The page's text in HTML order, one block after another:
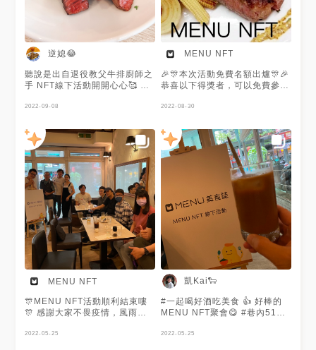
逆媳😂
聽說是出自退役教父牛排廚師之
手 NFT線下活動開開心心🥰 聊
永安市場站對面巷子 走大概1分
2022-09-08
MENU NFT
🎉🎊本次活動免費名額出爐🎊🎉
恭喜以下得獎者，可以免費參與
MENU NFT線下活動GoGoGo
「免費」參加🤩歡迎大家來與我
們聊天，分享一下玩MENU的心
得～ 當然也歡迎隨時私訊我們
https://menutaiwan.com/tw/
⏰時間⏰ 111年8月31日（星期
三） 中午12點30分至下午2點
🗺地點🗺 新北市永和區中和路
519巷3號（巷內519） ⚠️參加
資格⚠️ 已擁有MENU NFT的
人，或至現場立即購買並參與活
動． 💰參加費用💰 免費，由
MENU為您買單． 🙋參加人數
🙋‍♀️ 限量10名，除MENU NFT擁
有者外，另有2名「免費」參加
名額，超過人數將以抽籤方式篩
選，報名成功時，會於MENU美
⚠️ 12:30-12:35 MENU美食誌
2022-08-30
MENU NFT
🎊MENU NFT活動順利結束嘍
🎊 感謝大家不畏疫情，風雨無
飯、拍照以外，都有好好戴口罩
2022-05-25
凱Kai🐑
#一起喝好酒吃美食 👍 好棒的
MENU NFT聚會😋 #巷內519 #
號公園 #捷運永安市場站 #午餐
2022-05-25